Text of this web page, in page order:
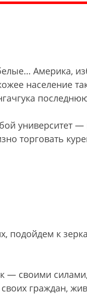
Америка,
население
университет —
торговать
подойдем к
— своими
граждан,